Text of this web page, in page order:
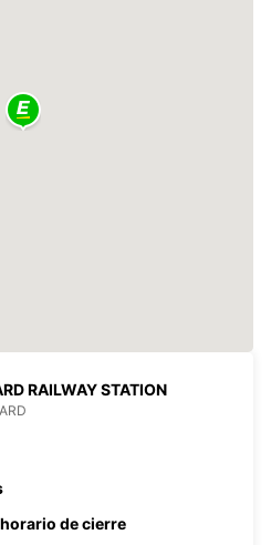
RAILWAY STATION
de cierre